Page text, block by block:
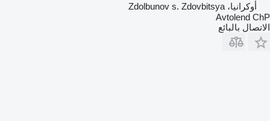
أوكرانيا، Zdolbunov s. Zdovbitsya
Avtolend ChP
الاتصال بالبائع